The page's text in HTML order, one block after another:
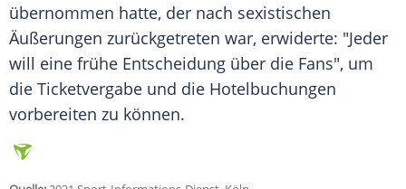
übernommen hatte, der nach sexistischen
Äußerungen zurückgetreten war, erwiderte: "Jeder
will eine frühe Entscheidung über die Fans", um
die Ticketvergabe und die Hotelbuchungen
vorbereiten zu können.